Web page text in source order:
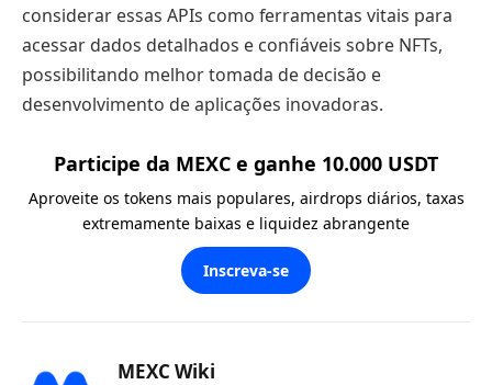
considerar essas APIs como ferramentas vitais para
acessar dados detalhados e confiáveis sobre NFTs,
possibilitando melhor tomada de decisão e
desenvolvimento de aplicações inovadoras.
Participe da MEXC e ganhe 10.000 USDT
Aproveite os tokens mais populares, airdrops diários, taxas
extremamente baixas e liquidez abrangente
Inscreva-se
MEXC Wiki